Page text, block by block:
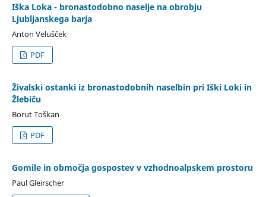
Iška Loka - bronastodobno naselje na obrobju
Ljubljanskega barja
Anton Velušček
PDF
Živalski ostanki iz bronastodobnih naselbin pri Iški Loki in
Žlebiču
Borut Toškan
PDF
Gomile in območja gospostev v vzhodnoalpskem prostoru
Paul Gleirscher